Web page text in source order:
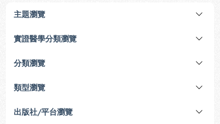
主題瀏覽
實證醫學分類瀏覽
分類瀏覽
類型瀏覽
出版社/平台瀏覽